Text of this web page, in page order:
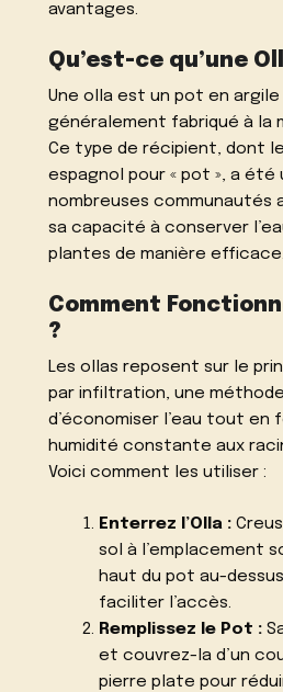
avantages.
Qu’est-ce qu’une
Une olla est un pot en argile
généralement fabriqué à la
Ce type de récipient, dont
espagnol pour « pot », a été
nombreuses communautés
sa capacité à conserver
plantes de manière efficace.
Comment
?
Les ollas reposent sur le
par infiltration, une
d’économiser l’eau tout en
humidité constante aux
Voici comment les utiliser :
Enterrez l’Olla :
sol à l’emplacement
haut du pot au-
faciliter l’accès.
Remplissez le Pot :
et couvrez-la d’un
pierre plate pour